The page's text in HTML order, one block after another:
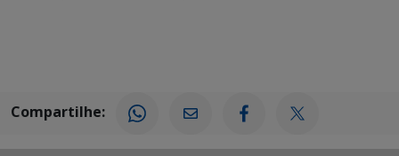
Compartilhe: